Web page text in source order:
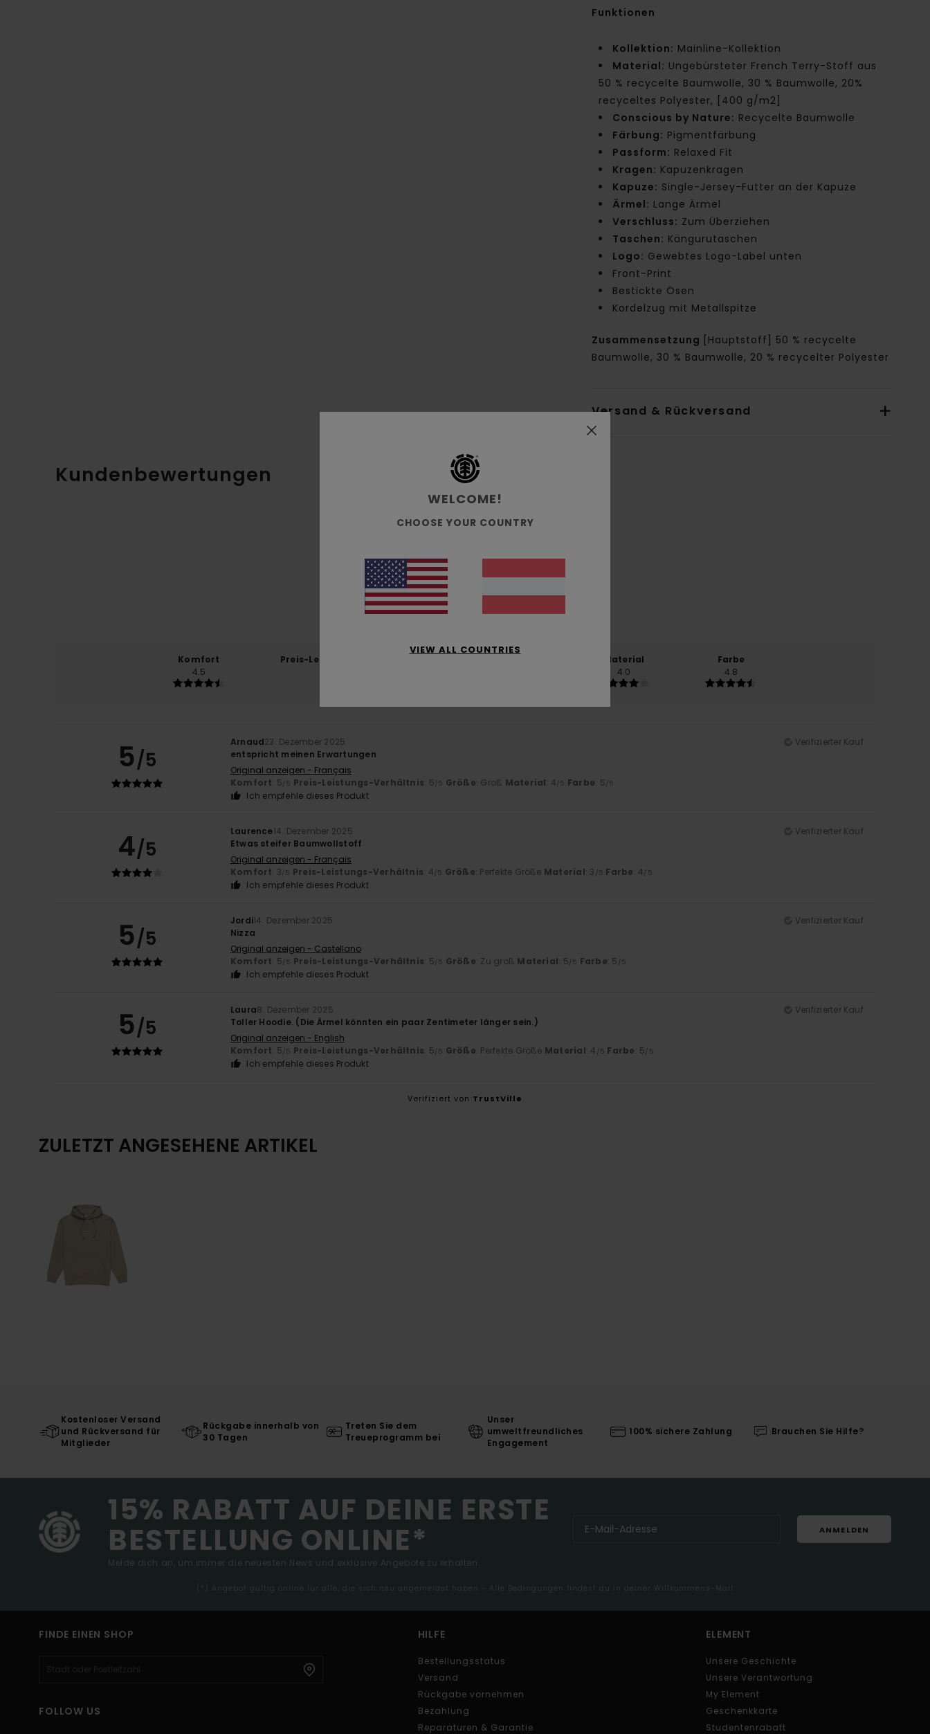
Funktionen
Kollektion: Mainline-Kollektion
Material: Ungebürsteter French Terry-Stoff aus
50 % recycelte Baumwolle, 30 % Baumwolle, 20%
recyceltes Polyester, [400 g/m2]
Conscious by Nature: Recycelte Baumwolle
Färbung: Pigmentfärbung
Passform: Relaxed Fit
Kragen: Kapuzenkragen
Kapuze: Single-Jersey-Futter an der Kapuze
Ärmel: Lange Ärmel
Verschluss: Zum Überziehen
Taschen: Kängurutaschen
Logo: Gewebtes Logo-Label unten
Front-Print
Bestickte Ösen
Kordelzug mit Metallspitze
Zusammensetzung
[Hauptstoff] 50 % recycelte
Baumwolle, 30 % Baumwolle, 20 % recycelter Polyester
Versand & Rückversand
Kundenbewertungen
Durchschnittliche Bewertung
4.8
basierend auf4 verifizierten Bewertungen
Komfort
4.5
Preis-Leistungs-Verhältnis
Material
4.0
Farbe
4.8
5/5
Arnaud23. Dezember 2025
Verifizierter Kauf
entspricht meinen Erwartungen
Original anzeigen - Français
Komfort: 5/5 Preis-Leistungs-Verhältnis: 5/5 Größe: Groß Material: 4/5 Farbe: 5/5
Ich empfehle dieses Produkt
4/5
Laurence14. Dezember 2025
Verifizierter Kauf
Etwas steifer Baumwollstoff
Original anzeigen - Français
Komfort: 3/5 Preis-Leistungs-Verhältnis: 4/5 Größe: Perfekte Größe Material: 3 /5 Farbe: 4/5
Ich empfehle dieses Produkt
5/5
Jordi14. Dezember 2025
Verifizierter Kauf
Nizza
Original anzeigen - Castellano
Komfort: 5/5 Preis-Leistungs-Verhältnis: 5/5 Größe: Zu groß Material: 5/5 Farbe: 5 /5
Ich empfehle dieses Produkt
5/5
Laura8. Dezember 2025
Verifizierter Kauf
Toller Hoodie. (Die Ärmel könnten ein paar Zentimeter länger sein.)
Original anzeigen - English
Komfort: 5/5 Preis-Leistungs-Verhältnis: 5/5 Größe: Perfekte Größe Material: 4 /5 Farbe: 5/5
Ich empfehle dieses Produkt
Verifiziert von TrustVille
ZULETZT ANGESEHENE ARTIKEL
Kostenloser Versand
und Rückversand für
Mitglieder
Rückgabe innerhalb von
30 Tagen
Treten Sie dem
Treueprogramm bei
Unser
umweltfreundliches
Engagement
100% sichere Zahlung Brauchen Sie Hilfe?
15% RABATT AUF DEINE ERSTE
BESTELLUNG ONLINE*
Melde dich an, um immer die neuesten News und exklusive Angebote zu erhalten.
ANMELDEN
(*) Angebot gültig online für alle, die sich neu angemeldet haben - Alle Bedingungen findest du in deiner Willkommens-Mail
FINDE EINEN SHOP
FOLLOW US
HILFE
Bestellungsstatus
Versand
Rückgabe vornehmen
Bezahlung
Reparaturen & Garantie
ELEMENT
Unsere Geschichte
Unsere Verantwortung
My Element
Geschenkkarte
Studentenrabatt
WELCOME!
CHOOSE YOUR COUNTRY
VIEW ALL COUNTRIES